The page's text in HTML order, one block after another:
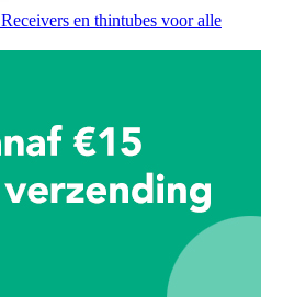
Receivers en thintubes voor alle